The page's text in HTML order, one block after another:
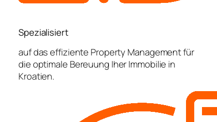
Spezialisiert
auf das effiziente Property Management für
die optimale Bereuung Iher Immobilie in
Kroatien.